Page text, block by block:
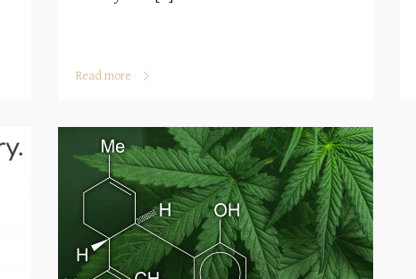
Read more